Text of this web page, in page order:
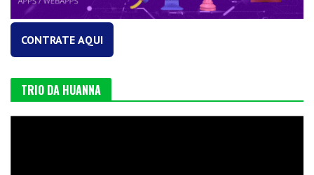
CONTRATE AQUI
TRIO DA HUANNA